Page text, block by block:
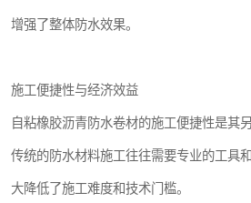
增强了整体防水效果。
施工便捷性与经济效益
自粘橡胶沥青防水卷材的施工便捷性是其
传统的防水材料施工往往需要专业的工具
大降低了施工难度和技术门槛。